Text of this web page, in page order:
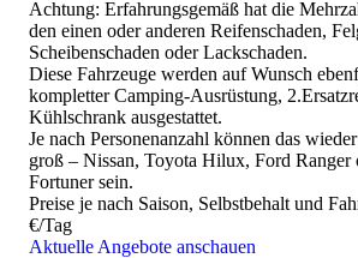
River Canyon, Sossusvlei, Namib,
Twyfelfontein/Brandberg, Etosha-
Routen, Erlebnisse und
Route, Reisetempo, Unterkünfte und
wir gern individuell nach Ihren
und Reisebudget.
(Reise-Ideen und Kontakt bei Interesse)
Achtung: Erfahrungsgemäß hat die
den einen oder anderen Reifenschaden,
Scheibenschaden oder Lackschaden.
Diese Fahrzeuge werden auf Wunsch
kompletter Camping-Ausrüstung,
Kühlschrank ausgestattet.
Je nach Personenanzahl können das
groß – Nissan, Toyota Hilux, Ford Ranger
Fortuner sein.
Preise je nach Saison, Selbstbehalt und
€/Tag
Aktuelle Angebote anschauen